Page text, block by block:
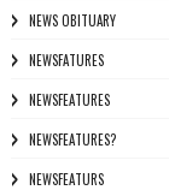
NEWS OBITUARY
NEWSFATURES
NEWSFEATURES
NEWSFEATURES?
NEWSFEATURS